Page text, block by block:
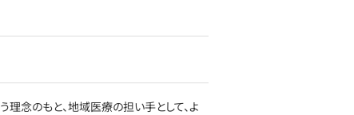
念のもと、地域医療の担い手として、よ